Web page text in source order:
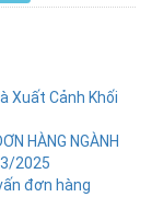
Xuất Cảnh Khối
HÀNG NGÀNH
2025
đơn hàng